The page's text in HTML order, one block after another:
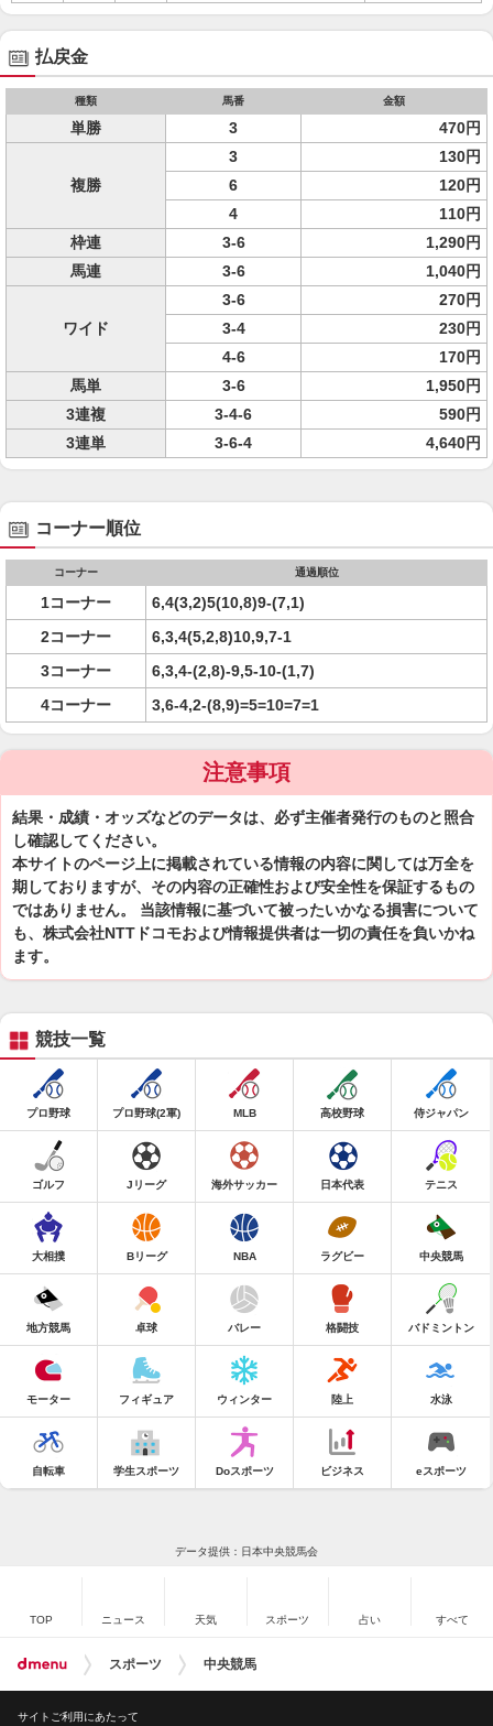
払戻金
種類 馬番 金額
単勝 3 470円
複勝
3
130円
6
120円
4
110円
枠連
3-6
1,290円
馬連
3-6 1,040円
ワイド
3-6
270円
3-4
230円
4-6
170円
馬単
3-6
1,950円
3連複
3-4-6
590円
3連単
3-6-4 4,640円
コーナー順位
コーナー 通過順位
1コーナー
6,4(3,2)5(10,8)9-(7,1)
2コーナー
6,3,4(5,2,8)10,9,7-1
3コーナー
6,3,4-(2,8)-9,5-10-(1,7)
4コーナー
3,6-4,2-(8,9)=5=10=7=1
注意事項
結果・成績・オッズなどのデータは、必ず主催者発行のものと照合
し確認してください。
本サイトのページ上に掲載されている情報の内容に関しては万全を
期しておりますが、その内容の正確性および安全性を保証するもの
ではありません。 当該情報に基づいて被ったいかなる損害について
も、株式会社NTTドコモおよび情報提供者は一切の責任を負いかね
ます。
競技一覧
プロ野球 プロ野球(2軍) MLB 高校野球 侍ジャパン
ゴルフ Jリーグ 海外サッカー 日本代表 テニス
大相撲 Bリーグ NBA ラグビー 中央競馬
地方競馬 卓球 バレー 格闘技 バドミントン
モーター フィギュア ウィンター 陸上 水泳
自転車 学生スポーツ Doスポーツ ビジネス eスポーツ
データ提供：日本中央競馬会
TOP ニュース 天気 スポーツ 占い すべて
スポーツ 中央競馬
サイトご利用にあたって